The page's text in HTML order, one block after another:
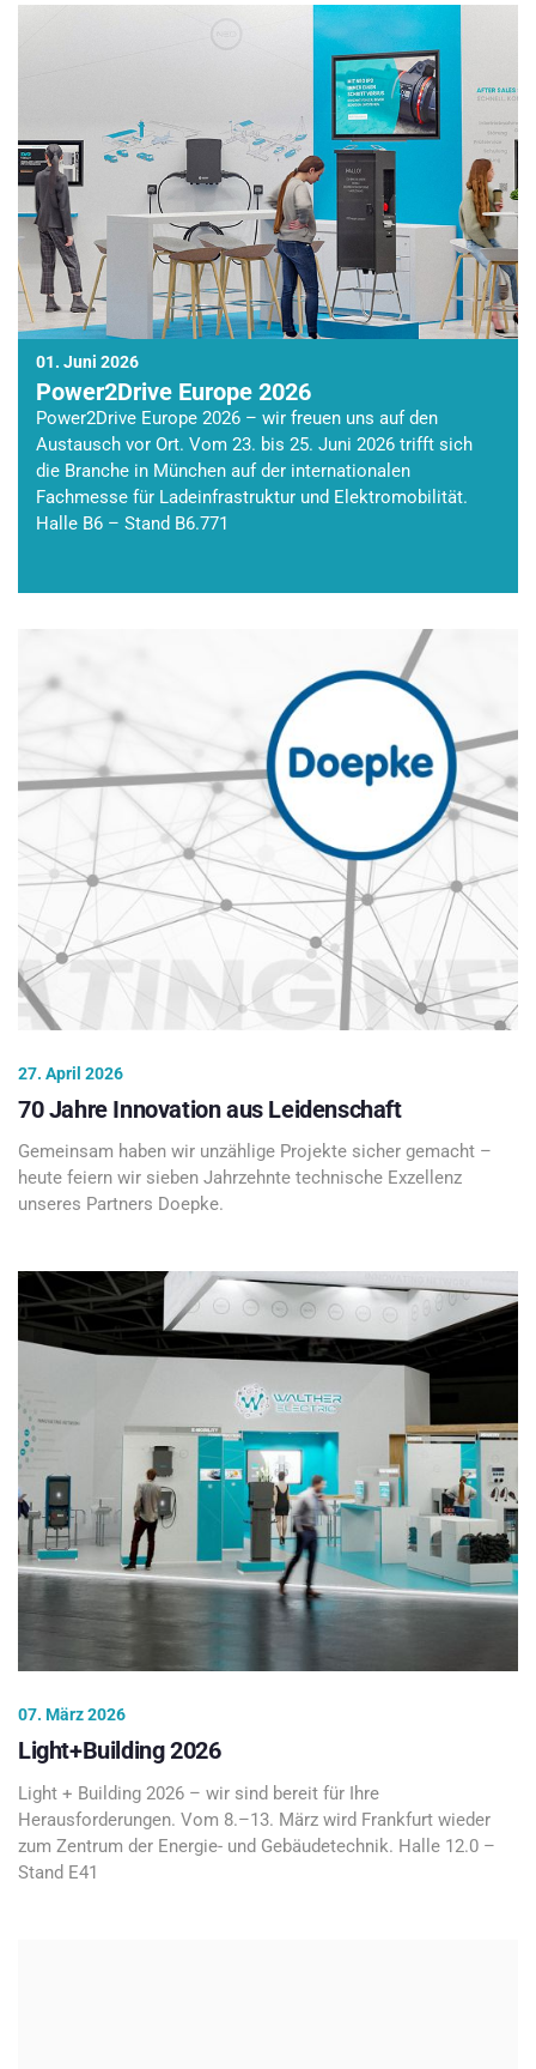
01. Juni 2026
Power2Drive Europe 2026
Power2Drive Europe 2026 – wir freuen uns auf den
Austausch vor Ort. Vom 23. bis 25. Juni 2026 trifft sich
die Branche in München auf der internationalen
Fachmesse für Ladeinfrastruktur und Elektromobilität.
Halle B6 – Stand B6.771
27. April 2026
70 Jahre Innovation aus Leidenschaft
Gemeinsam haben wir unzählige Projekte sicher gemacht –
heute feiern wir sieben Jahrzehnte technische Exzellenz
unseres Partners Doepke.
07. März 2026
Light+Building 2026
Light + Building 2026 – wir sind bereit für Ihre
Herausforderungen. Vom 8.–13. März wird Frankfurt wieder
zum Zentrum der Energie- und Gebäudetechnik. Halle 12.0 –
Stand E41